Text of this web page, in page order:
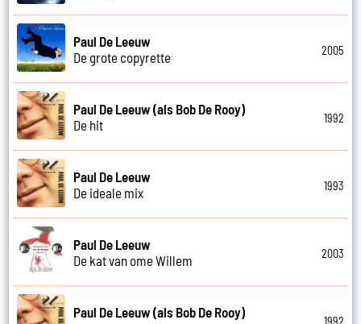
Paul De Leeuw
De grote copyrette
2005
Paul De Leeuw (als Bob De Rooy)
De hit
1992
Paul De Leeuw
De ideale mix
1993
Paul De Leeuw
De kat van ome Willem
2003
Paul De Leeuw (als Bob De Rooy)
1992